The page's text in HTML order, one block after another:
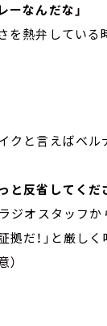
ーなんだな」
を熱弁している
クと言えばベル
と反省してくだ
ラジオスタッフ
拠だ！」と厳し